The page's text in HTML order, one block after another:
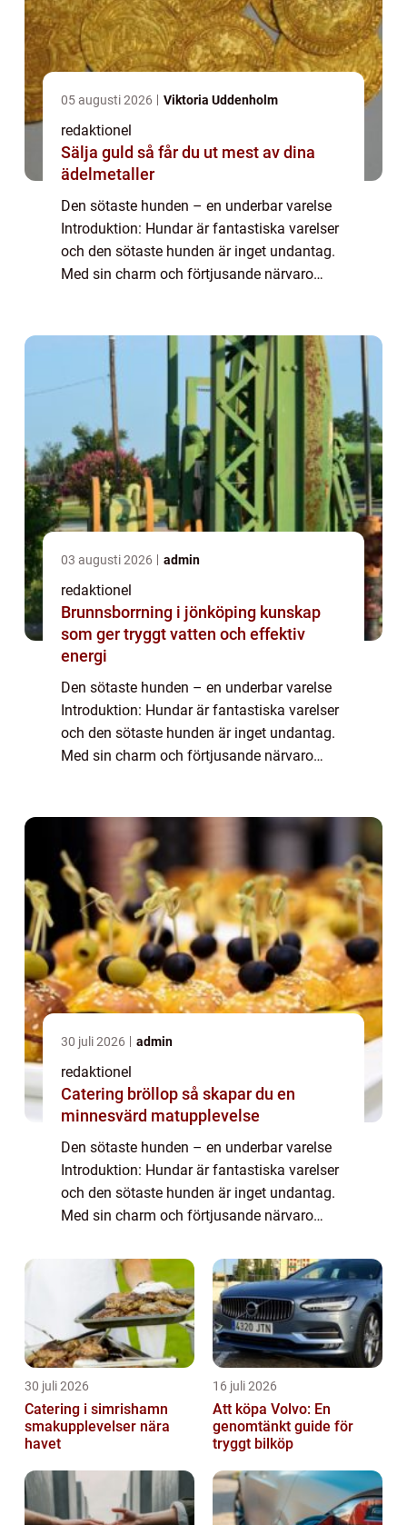
05 augusti 2026 Viktoria Uddenholm
redaktionel
Sälja guld så får du ut mest av dina
ädelmetaller
Den sötaste hunden – en underbar varelse
Introduktion: Hundar är fantastiska varelser
och den sötaste hunden är inget undantag.
Med sin charm och förtjusande närvaro
03 augusti 2026 admin
redaktionel
Brunnsborrning i jönköping kunskap
som ger tryggt vatten och effektiv
energi
Den sötaste hunden – en underbar varelse
Introduktion: Hundar är fantastiska varelser
och den sötaste hunden är inget undantag.
Med sin charm och förtjusande närvaro
30 juli 2026 admin
redaktionel
Catering bröllop så skapar du en
minnesvärd matupplevelse
Den sötaste hunden – en underbar varelse
Introduktion: Hundar är fantastiska varelser
och den sötaste hunden är inget undantag.
Med sin charm och förtjusande närvaro
kommer vi att ge en grundlig översi...
30 juli 2026
Catering i simrishamn
smakupplevelser nära
havet
16 juli 2026
Att köpa Volvo: En
genomtänkt guide för
tryggt bilköp